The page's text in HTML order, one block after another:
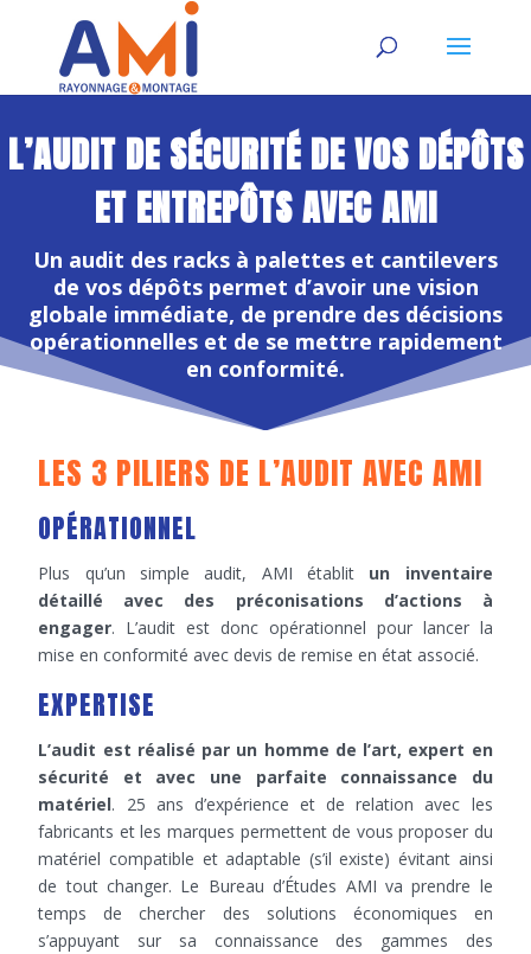
L’AUDIT DE SÉCURITÉ DE VOS DÉPÔTS
ET ENTREPÔTS AVEC AMI
Un audit des racks à palettes et cantilevers
de vos dépôts permet d’avoir une vision
globale immédiate, de prendre des décisions
opérationnelles et de se mettre rapidement
en conformité.
LES 3 PILIERS DE L’AUDIT AVEC AMI
OPÉRATIONNEL
Plus qu’un simple audit, AMI établitun inventaire
détaillé avec des préconisations d’actions à
engager. L’audit est donc opérationnel pour lancer la
mise en conformité avec devis de remise en état associé.
EXPERTISE
L’audit est réalisé par un homme de l’art, expert en
sécurité et avec une parfaite connaissance du
matériel. 25 ans d’expérience et de relation avec les
fabricants et les marques permettent de vous proposer du
matériel compatible et adaptable (s’il existe) évitant ainsi
de tout changer. Le Bureau d’Études AMI va prendre le
temps de chercher des solutions économiques en
s’appuyant sur sa connaissance des gammes des